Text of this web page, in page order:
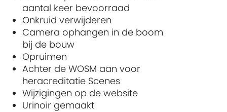
aantal keer bevoorraad
Onkruid verwijderen
Camera ophangen in de boom
bij de bouw
Opruimen
Achter de WOSM aan voor
heracreditatie Scenes
Wijzigingen op de website
Urinoir gemaakt